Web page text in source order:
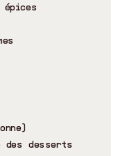
desserts